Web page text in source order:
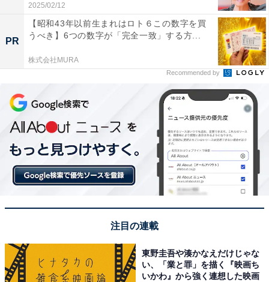
2025/02/12
PR
【昭和43年以前生まれはロト６この数字を買
うべき】6つの数字が「完全一致」する方...
株式会社MURA
Recommended by
注目の連載
東野圭吾や湊かなえだけじゃな
い、「業と罪」を描く『映画ち
いかわ』から強く連想した映画